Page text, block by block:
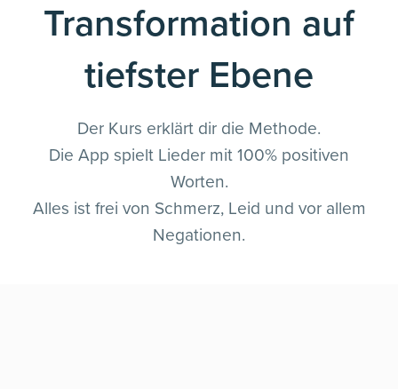
Transformation auf
tiefster Ebene
Der Kurs erklärt dir die Methode.
Die App spielt Lieder mit 100% positiven
Worten.
Alles ist frei von Schmerz, Leid und vor allem
Negationen.